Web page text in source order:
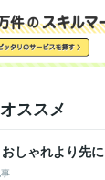
ススメ
しゃれより先に